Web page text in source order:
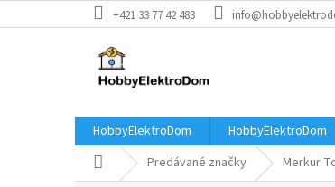
na
+421 33 77 42 483
HobbyElektroDom HobbyElektroDom
DomovPredávané značky Merkur